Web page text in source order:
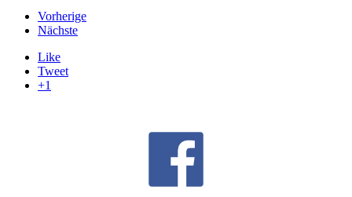
Vorherige
Nächste
Like
Tweet
+1